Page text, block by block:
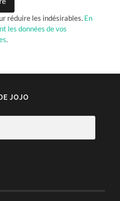
réduire les indésirables. En
les données de vos
.
JOJO